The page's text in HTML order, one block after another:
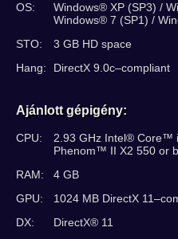
OS:
Windows® XP (SP3) /
Windows® 7 (SP1) /
STO:
3 GB HD space
Hang:
DirectX 9.0c–compliant
Ajánlott gépigény:
CPU:
2.93 GHz Intel® Core™
Phenom™ II X2 550 or
RAM:
4 GB
GPU:
1024 MB DirectX
DX:
DirectX® 11